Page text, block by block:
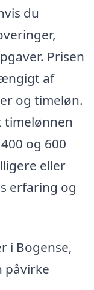
du
Prisen
af
og timeløn.
timelønnen
og 600
eller
erfaring og
i Bogense,
påvirke